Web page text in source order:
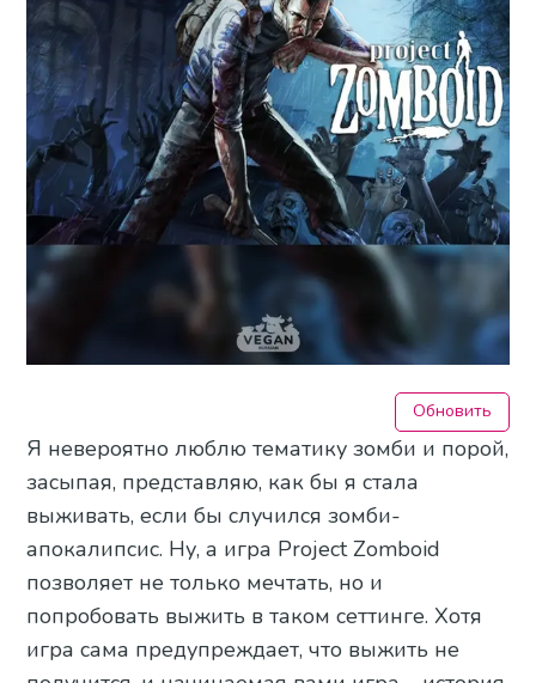
Обновить
Я невероятно люблю тематику зомби и порой,
засыпая, представляю, как бы я стала
выживать, если бы случился зомби-
апокалипсис. Ну, а игра Project Zomboid
позволяет не только мечтать, но и
попробовать выжить в таком сеттинге. Хотя
игра сама предупреждает, что выжить не